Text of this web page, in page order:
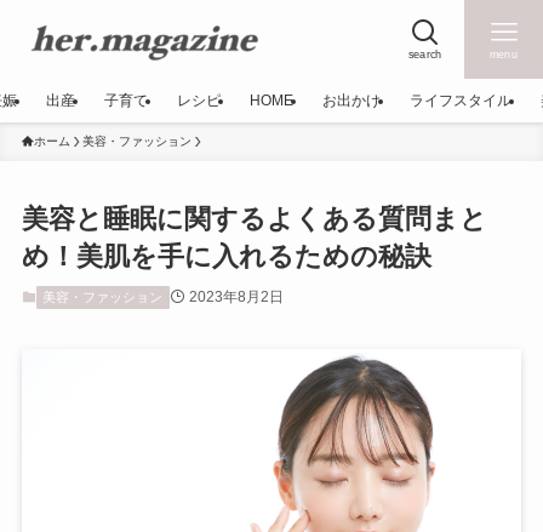
search menu
出産 子育て レシピ HOME お出かけ ライフスタイル
ホーム 美容・ファッション
美容と睡眠に関するよくある質問まと
め！美肌を手に入れるための秘訣
美容・ファッション 2023年8月2日